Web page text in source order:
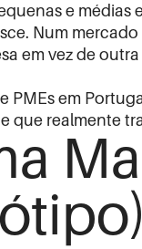
e
Num
em vez de
em
que realmente